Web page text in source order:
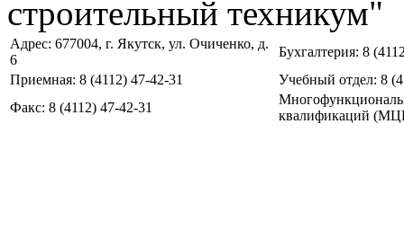
строительный техникум"
Адрес: 677004, г. Якутск, ул. Очиченко, д.
6
Бухгалтерия: 8
Приемная: 8 (4112) 47-42-31
Учебный отдел: 8
Факс: 8 (4112) 47-42-31
квалификаций